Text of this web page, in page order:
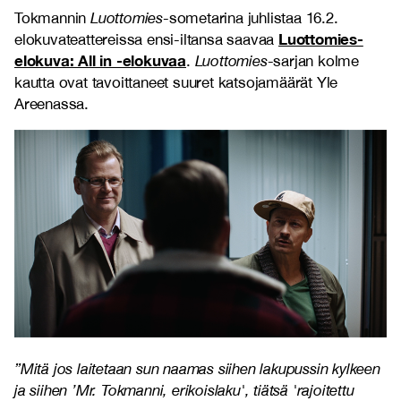
Tokmannin Luottomies-sometarina juhlistaa 16.2.
elokuvateattereissa ensi-iltansa saavaa Luottomies-
elokuva: All in -elokuvaa. Luottomies-sarjan kolme
kautta ovat tavoittaneet suuret katsojamäärät Yle
Areenassa.
”Mitä jos laitetaan sun naamas siihen lakupussin kylkeen
ja siihen ’Mr. Tokmanni, erikoislaku', tiätsä 'rajoitettu